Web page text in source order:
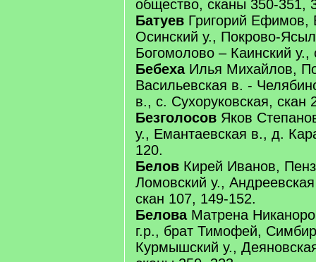
общество, сканы 350-351,
Батуев Григорий Ефимов,
Осинский у., Покрово-
Богомолово – Каинский у.,
БебехаИлья Михайлов,
Васильевская в. -
в., с. Сухоруковская, скан
Безголосов Яков
у., Емантаевская в., д.
120.
Белов Кирей Иванов,
Ломовский у.,
скан 107, 149-152.
БеловаМатрена
г.р., брат Тимофей,
Курмышский у.,